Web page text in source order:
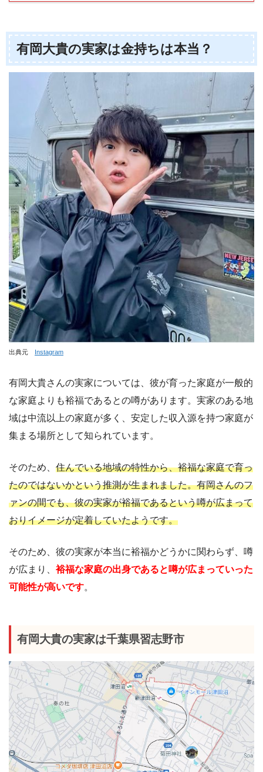
有岡大貴の実家は金持ちは本当？
出典元 Instagram
有岡大貴さんの実家については、彼が育った家庭が一般的
な家庭よりも裕福であるとの噂があります。実家のある地
域は中流以上の家庭が多く、安定した収入源を持つ家庭が
集まる場所として知られています。
そのため、 住んでいる地域の特性から、裕福な家庭で育っ
たのではないかという推測が生まれました。有岡さんのフ
ァンの間でも、彼の実家が裕福であるという噂が広まって
おりイメージが定着していたようです。
そのため、彼の実家が本当に裕福かどうかに関わらず、噂
が広まり、 裕福な家庭の出身であると噂が広まっていった
可能性が高いです。
有岡大貴の実家は千葉県習志野市